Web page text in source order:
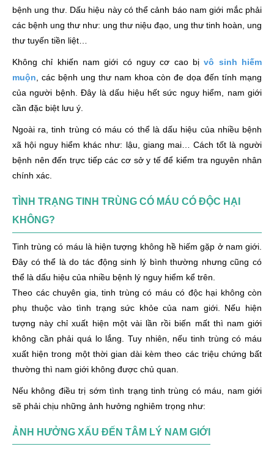
bệnh ung thư. Dấu hiệu này có thể cảnh báo nam giới mắc phải
các bệnh ung thư như: ung thư niệu đạo, ung thư tinh hoàn, ung
thư tuyến tiền liệt…
Không chỉ khiến nam giới có nguy cơ cao bịvô sinh hiếm
muộn , các bệnh ung thư nam khoa còn đe dọa đến tính mạng
của người bệnh. Đây là dấu hiệu hết sức nguy hiểm, nam giới
cần đặc biệt lưu ý.
Ngoài ra, tinh trùng có máu có thể là dấu hiệu của nhiều bệnh
xã hội nguy hiểm khác như: lậu, giang mai… Cách tốt là người
bệnh nên đến trực tiếp các cơ sở y tế để kiểm tra nguyên nhân
chính xác.
TÌNH TRẠNG TINH TRÙNG CÓ MÁU CÓ ĐỘC HẠI
KHÔNG?
Tinh trùng có máu là hiện tượng không hề hiếm gặp ở nam giới.
Đây có thể là do tác động sinh lý bình thường nhưng cũng có
thể là dấu hiệu của nhiều bệnh lý nguy hiểm kể trên.
Theo các chuyên gia, tinh trùng có máu có độc hại không còn
phụ thuộc vào tình trạng sức khỏe của nam giới. Nếu hiện
tượng này chỉ xuất hiện một vài lần rồi biến mất thì nam giới
không cần phải quá lo lắng. Tuy nhiên, nếu tinh trùng có máu
xuất hiện trong một thời gian dài kèm theo các triệu chứng bất
thường thì nam giới không được chủ quan.
Nếu không điều trị sớm tình trạng tinh trùng có máu, nam giới
sẽ phải chịu những ảnh hưởng nghiêm trọng như:
ẢNH HƯỞNG XẤU ĐẾN TÂM LÝ NAM GIỚI